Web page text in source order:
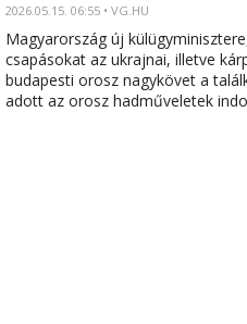
2026.05.15. 06:55 • VG.HU
Magyarország új
csapásokat az ukrajnai, illetve
budapesti orosz nagykövet a
adott az orosz hadműveletek